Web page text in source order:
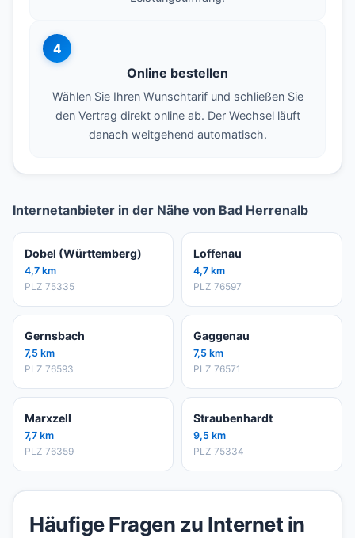
4
Online bestellen
Wählen Sie Ihren Wunschtarif und schließen Sie
den Vertrag direkt online ab. Der Wechsel läuft
danach weitgehend automatisch.
Internetanbieter in der Nähe von Bad Herrenalb
Dobel (Württemberg)
4,7 km
PLZ 75335
Loffenau
4,7 km
PLZ 76597
Gernsbach
7,5 km
PLZ 76593
Gaggenau
7,5 km
PLZ 76571
Marxzell
7,7 km
PLZ 76359
Straubenhardt
9,5 km
PLZ 75334
Häufige Fragen zu Internet in